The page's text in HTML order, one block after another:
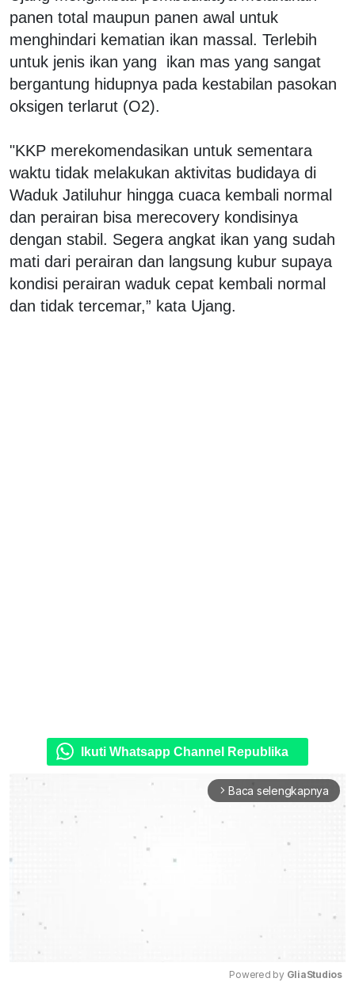
panen total maupun panen awal untuk
menghindari kematian ikan massal. Terlebih
untuk jenis ikan yang ikan mas yang sangat
bergantung hidupnya pada kestabilan pasokan
oksigen terlarut (O2).
"KKP merekomendasikan untuk sementara
waktu tidak melakukan aktivitas budidaya di
Waduk Jatiluhur hingga cuaca kembali normal
dan perairan bisa merecovery kondisinya
dengan stabil. Segera angkat ikan yang sudah
mati dari perairan dan langsung kubur supaya
kondisi perairan waduk cepat kembali normal
dan tidak tercemar,” kata Ujang.
Ikuti Whatsapp Channel Republika
arrow_forward_ios Baca selengkapnya
Powered by GliaStudios